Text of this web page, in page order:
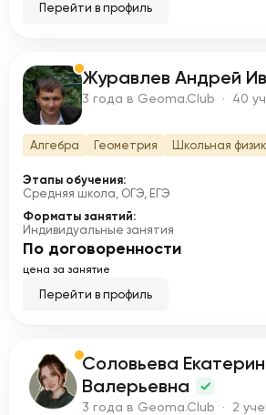
Перейти в профиль
Ж Журавлев Андрей
3 года в Geoma.Club · 40
Алгебра Геометрия Школьная
Этапы обучения:
Средняя школа, ОГЭ, ЕГЭ
Форматы занятий:
Индивидуальные занятия
По договоренности
цена за занятие
Перейти в профиль
С Соловьева
Валерьевна
3 года в Geoma.Club · 2